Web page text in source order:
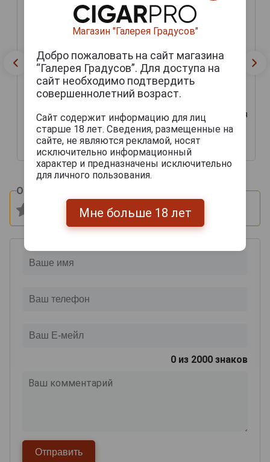
Футляр деревянный
Бургонь на 6 бутылок
9 500 руб.
Подарочная коробка для
вина Бургонь Дуб на 3
бутылки
6 000 руб.
Оцените и напишите отзыв:
0 из 2000 знаков
Магазин "Галерея Градусов"
Добро пожаловать на сайт магазина
“Галерея Градусов”. Для доступа на
сайт необходимо подтвердить
совершеннолетний возраст.
Сайт содержит информацию для лиц
старше 18 лет. Сведения, размещенные на
сайте, не являются рекламой, носят
исключительно информационный
характер и предназначены исключительно
для личного пользования.
Мне больше 18 лет